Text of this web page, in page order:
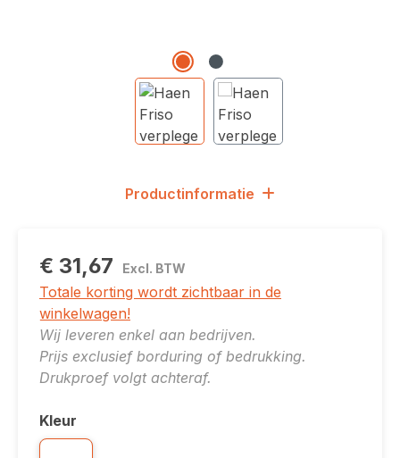
Productinformatie
€ 31,67 Excl. BTW
Totale korting wordt zichtbaar in de
winkelwagen!
Wij leveren enkel aan bedrijven.
Prijs exclusief borduring of bedrukking.
Drukproef volgt achteraf.
Selecteer
Kleur
Kleuroptie: wit